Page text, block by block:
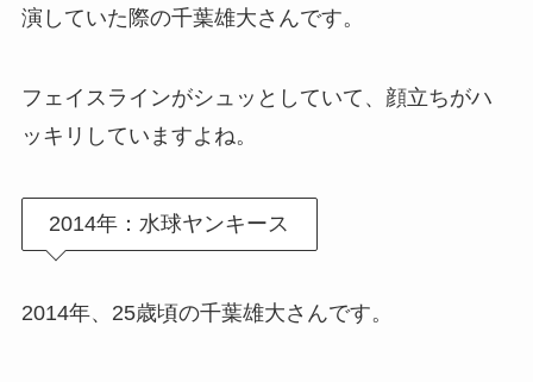
演していた際の千葉雄大さんです。
フェイスラインがシュッとしていて、顔立ちがハ
ッキリしていますよね。
2014年：水球ヤンキース
2014年、25歳頃の千葉雄大さんです。